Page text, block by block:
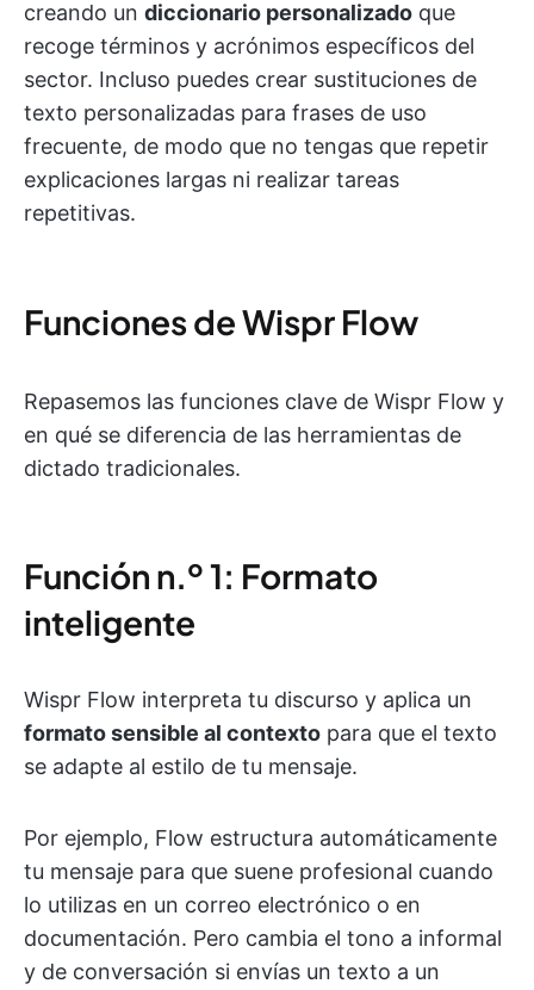
creando un diccionario personalizado que
recoge términos y acrónimos específicos del
sector. Incluso puedes crear sustituciones de
texto personalizadas para frases de uso
frecuente, de modo que no tengas que repetir
explicaciones largas ni realizar tareas
repetitivas.
Funciones de Wispr Flow
Repasemos las funciones clave de Wispr Flow y
en qué se diferencia de las herramientas de
dictado tradicionales.
Función n.º 1: Formato
inteligente
Wispr Flow interpreta tu discurso y aplica un
formato sensible al contexto para que el texto
se adapte al estilo de tu mensaje.
Por ejemplo, Flow estructura automáticamente
tu mensaje para que suene profesional cuando
lo utilizas en un correo electrónico o en
documentación. Pero cambia el tono a informal
y de conversación si envías un texto a un